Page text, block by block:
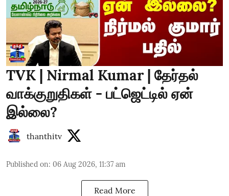
TVK | Nirmal Kumar | தேர்தல்
வாக்குறுதிகள் - பட்ஜெட்டில் ஏன்
இல்லை?
thanthitv
Published on: 06 Aug 2026, 11:37 am
Read More